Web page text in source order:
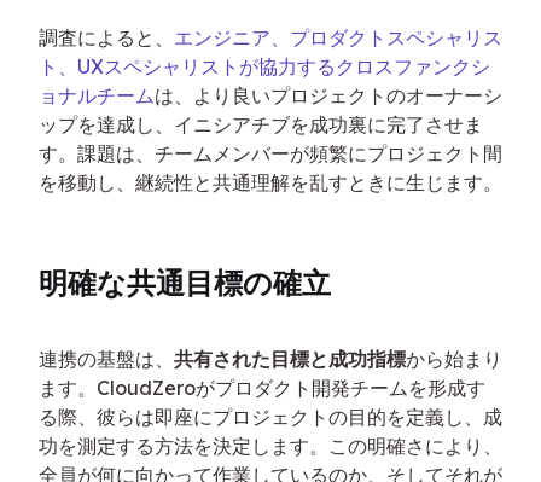
調査によると、 エンジニア、プロダクトスペシャリス
ト、UXスペシャリストが協力するクロスファンクシ
ョナルチームは、より良いプロジェクトのオーナーシ
ップを達成し、イニシアチブを成功裏に完了させま
す。課題は、チームメンバーが頻繁にプロジェクト間
を移動し、継続性と共通理解を乱すときに生じます。
明確な共通目標の確立
連携の基盤は、 共有された目標と成功指標から始まり
ます。CloudZeroがプロダクト開発チームを形成す
る際、彼らは即座にプロジェクトの目的を定義し、成
功を測定する方法を決定します。この明確さにより、
全員が何に向かって作業しているのか、そしてそれが